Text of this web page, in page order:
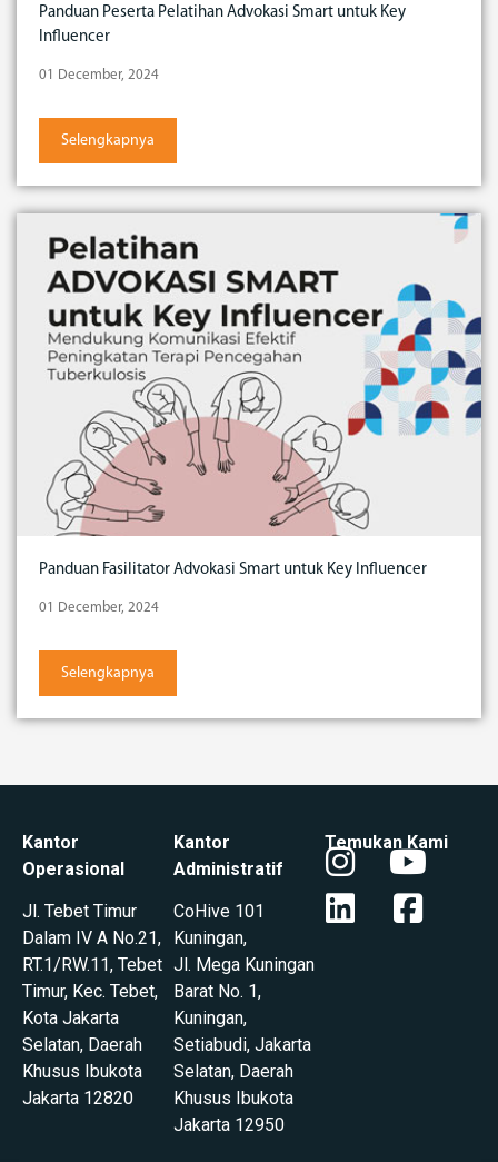
Panduan Peserta Pelatihan Advokasi Smart untuk Key
Influencer
01 December, 2024
Selengkapnya
Panduan Fasilitator Advokasi Smart untuk Key Influencer
01 December, 2024
Selengkapnya
Kantor
Operasional
Jl. Tebet Timur
Dalam IV A No.21,
RT.1/RW.11, Tebet
Timur, Kec. Tebet,
Kota Jakarta
Selatan, Daerah
Khusus Ibukota
Jakarta 12820
Kantor
Administratif
CoHive 101
Kuningan,
Jl. Mega Kuningan
Barat No. 1,
Kuningan,
Setiabudi, Jakarta
Selatan, Daerah
Khusus Ibukota
Jakarta 12950
Temukan Kami